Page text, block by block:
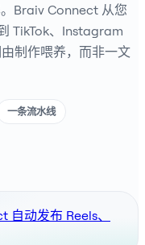
Braiv Connect 从您
TikTok、Instagram
制作喂养，而非一文
一条流水线